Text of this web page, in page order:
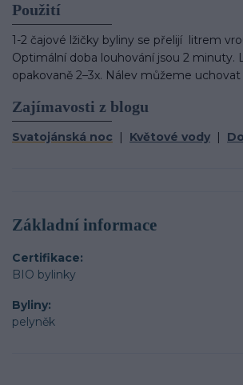
Použití
1-2 čajové lžičky byliny se přelijí litrem
Optimální doba louhování jsou 2 minuty.
opakovaně 2–3x. Nálev můžeme
Zajímavosti z blogu
Svatojánská noc Květové vody
Základní informace
Certifikace
BIO bylinky
Byliny
pelyněk